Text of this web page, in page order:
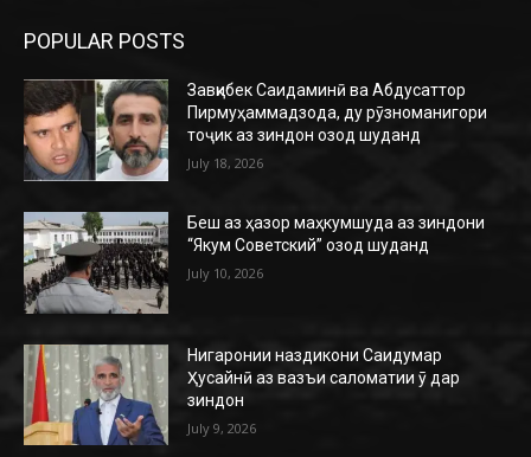
POPULAR POSTS
Завқибек Саидаминӣ ва Абдусаттор
Пирмуҳаммадзода, ду рӯзноманигори
тоҷик аз зиндон озод шуданд
July 18, 2026
Беш аз ҳазор маҳкумшуда аз зиндони
“Якум Советский” озод шуданд
July 10, 2026
Нигаронии наздикони Саидумар
Ҳусайнӣ аз вазъи саломатии ӯ дар
зиндон
July 9, 2026